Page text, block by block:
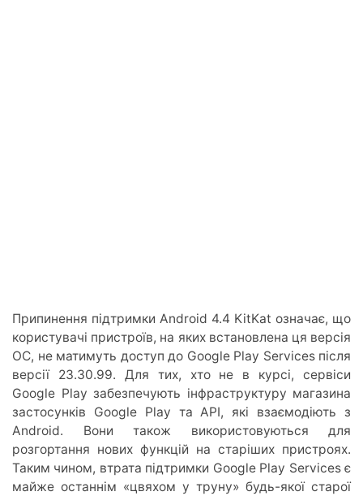
Припинення підтримки Android 4.4 KitKat означає, що
користувачі пристроїв, на яких встановлена ця версія
ОС, не матимуть доступ до Google Play Services після
версії 23.30.99. Для тих, хто не в курсі, сервіси
Google Play забезпечують інфраструктуру магазина
застосунків Google Play та API, які взаємодіють з
Android. Вони також використовуються для
розгортання нових функцій на старіших пристроях.
Таким чином, втрата підтримки Google Play Services є
майже останнім «цвяхом у труну» будь-якої старої